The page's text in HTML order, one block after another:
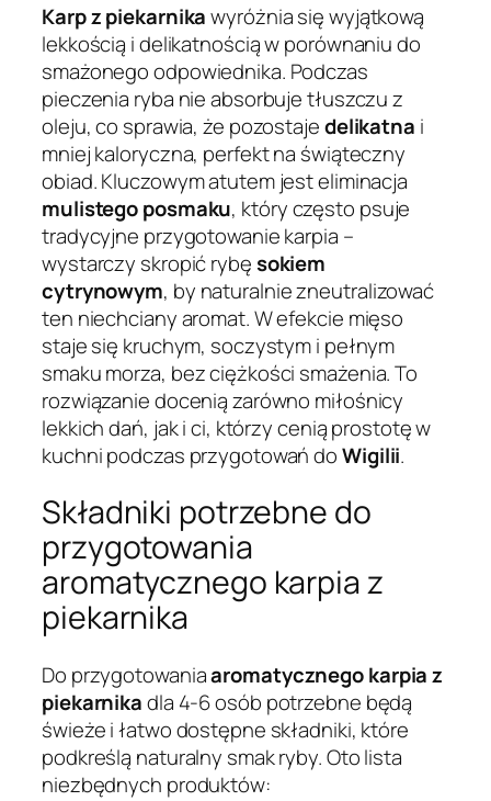
Karp z piekarnikawyróżnia się wyjątkową
lekkością i delikatnością w porównaniu do
smażonego odpowiednika. Podczas
pieczenia ryba nie absorbuje tłuszczu z
oleju, co sprawia, że pozostajedelikatna i
mniej kaloryczna, perfekt na świąteczny
obiad. Kluczowym atutem jest eliminacja
mulistego posmaku, który często psuje
tradycyjne przygotowanie karpia –
wystarczy skropić rybęsokiem
cytrynowym, by naturalnie zneutralizować
ten niechciany aromat. W efekcie mięso
staje się kruchym, soczystym i pełnym
smaku morza, bez ciężkości smażenia. To
rozwiązanie docenią zarówno miłośnicy
lekkich dań, jak i ci, którzy cenią prostotę w
kuchni podczas przygotowań doWigilii.
Składniki potrzebne do
przygotowania
aromatycznego karpia z
piekarnika
Do przygotowaniaaromatycznego karpia z
piekarnikadla 4-6 osób potrzebne będą
świeże i łatwo dostępne składniki, które
podkreślą naturalny smak ryby. Oto lista
niezbędnych produktów: